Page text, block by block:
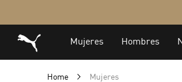
Home Mujeres